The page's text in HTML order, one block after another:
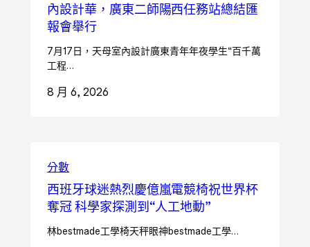
內設計華，廣東二師陽西任務站總結匯
報會舉行
7月17日，天母室內設計廣東青年年夜學生“百千萬
工程…
8 月 6, 2026
分數
西班牙球迷熱烈慶億嵐電競椅祝世界杯
奪冠 科學家探測到“人工地動”
林bestmade工學椅天秤眼神bestmade工學…